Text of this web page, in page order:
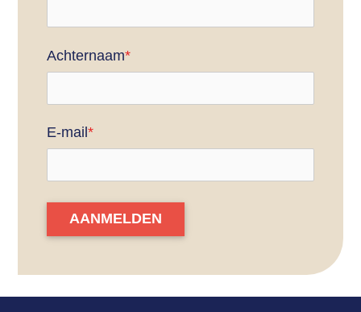
Achternaam*
E-mail*
AANMELDEN